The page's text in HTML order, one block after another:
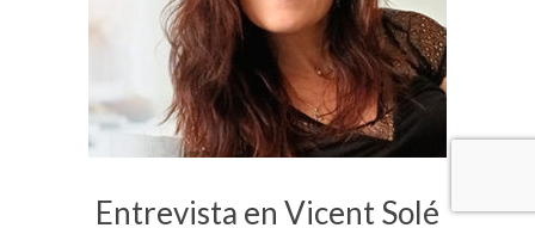
Entrevista en Vicent Solé